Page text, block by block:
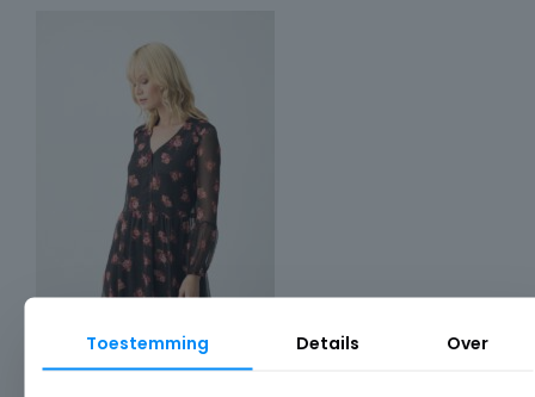
Toestemming Details Over